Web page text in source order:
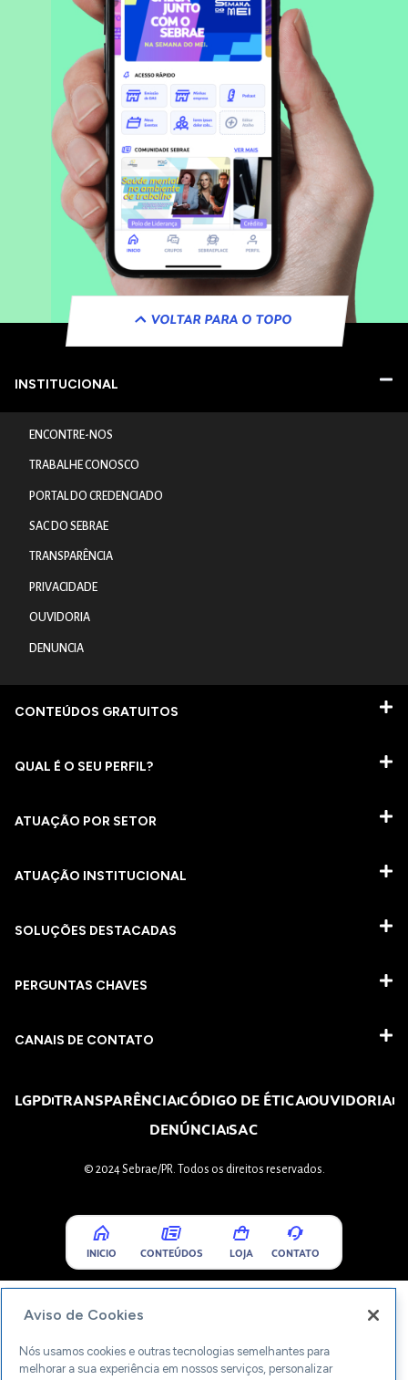
VOLTAR PARA O TOPO
INSTITUCIONAL
ENCONTRE-NOS
TRABALHE CONOSCO
PORTAL DO CREDENCIADO
SAC DO SEBRAE
TRANSPARÊNCIA
PRIVACIDADE
OUVIDORIA
DENUNCIA
CONTEÚDOS GRATUITOS
QUAL É O SEU PERFIL?
ATUAÇÃO POR SETOR
ATUAÇÃO INSTITUCIONAL
SOLUÇÕES DESTACADAS
PERGUNTAS CHAVES​
CANAIS DE CONTATO
LGPDTRANSPARÊNCIACÓDIGO DE ÉTICAOUVIDORIA
DENÚNCIASAC
© 2024 Sebrae/PR. Todos os direitos reservados.
INICIO CONTEÚDOS LOJA CONTATO
Aviso de Cookies
Nós usamos cookies e outras tecnologias semelhantes para
melhorar a sua experiência em nossos serviços, personalizar